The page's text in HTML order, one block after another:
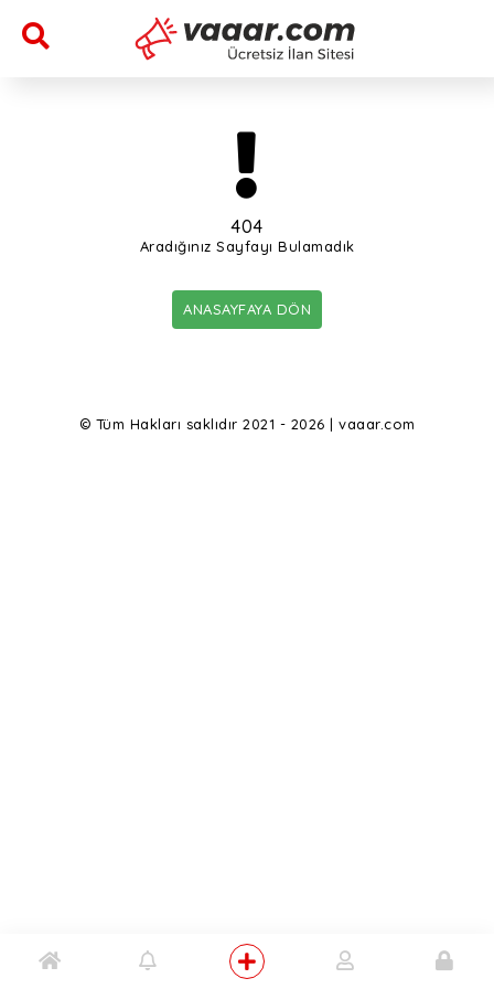
404
Aradığınız Sayfayı Bulamadık
ANASAYFAYA DÖN
© Tüm Hakları saklıdır 2021 - 2026 | vaaar.com